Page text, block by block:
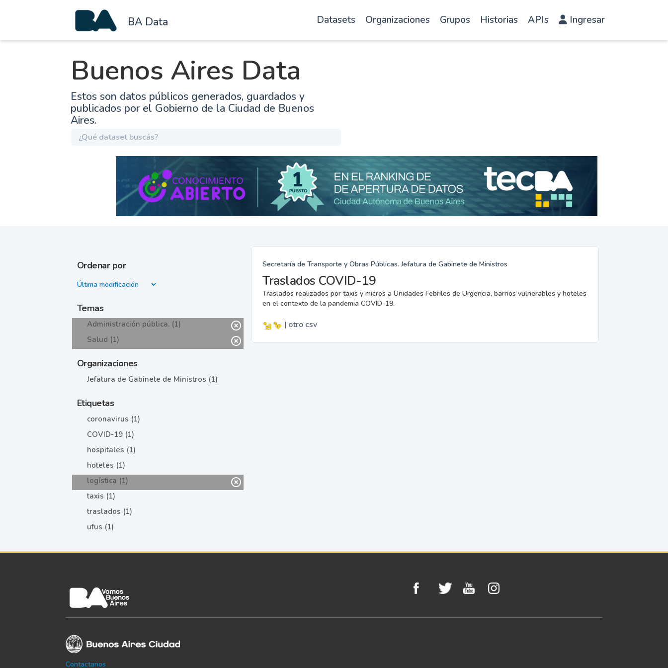
BA Data Datasets Organizaciones Grupos Historias APIs Ingresar
Buenos Aires Data
Estos son datos públicos generados, guardados y
publicados por el Gobierno de la Ciudad de Buenos
Aires.
Ordenar por
Temas
Administración pública. (1)
Salud (1)
Organizaciones
Jefatura de Gabinete de Ministros (1)
Etiquetas
coronavirus (1)
COVID-19 (1)
hospitales (1)
hoteles (1)
logística (1)
taxis (1)
traslados (1)
ufus (1)
Secretaría de Transporte y Obras Públicas. Jefatura de Gabinete de Ministros
Traslados COVID-19
Traslados realizados por taxis y micros a Unidades Febriles de Urgencia, barrios vulnerables y hoteles
en el contexto de la pandemia COVID-19.
| otro csv
Contactanos